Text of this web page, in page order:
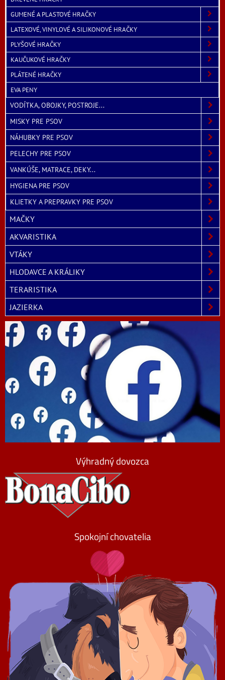
GUMENÉ A PLASTOVÉ HRAČKY
LATEXOVÉ, VINYLOVÉ A SILIKONOVÉ HRAČKY
PLYŠOVÉ HRAČKY
KAUČUKOVÉ HRAČKY
PLÁTENÉ HRAČKY
EVA PENY
VODÍTKA, OBOJKY, POSTROJE...
MISKY PRE PSOV
NÁHUBKY PRE PSOV
PELECHY PRE PSOV
VANKÚŠE, MATRACE, DEKY...
HYGIENA PRE PSOV
KLIETKY A PREPRAVKY PRE PSOV
MAČKY
AKVARISTIKA
VTÁKY
HLODAVCE A KRÁLIKY
TERARISTIKA
JAZIERKA
Výhradný dovozca
Spokojní chovatelia